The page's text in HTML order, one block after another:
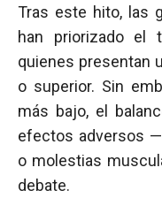
Tras este hito, las
han priorizado el
quienes presentan
o superior. Sin
más bajo, el
efectos adversos
o molestias
debate.